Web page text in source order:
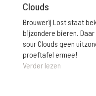
Clouds
Brouwerij Lost staat
bijzondere bieren.
sour Clouds geen
proeftafel ermee!
Verder lezen